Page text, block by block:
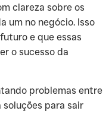
clareza sobre os
um no negócio. Isso
e que essas
o sucesso da
problemas entre
soluções para sair